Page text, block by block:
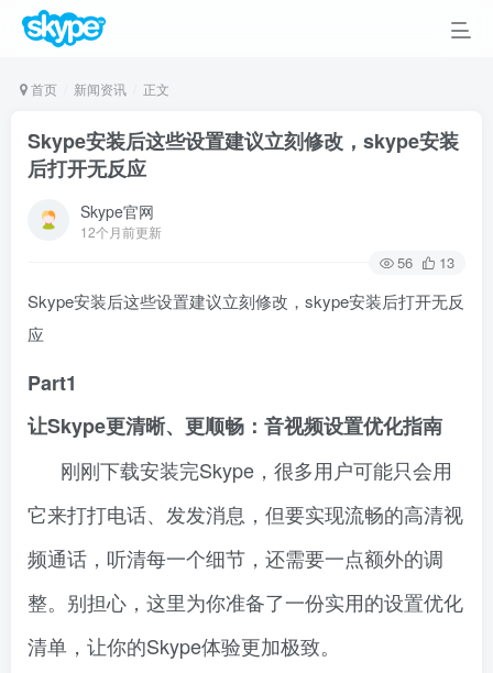
首页 新闻资讯 正文
Skype安装后这些设置建议立刻修改，skype安装
后打开无反应
Skype官网
12个月前更新
56 13
Skype安装后这些设置建议立刻修改，skype安装后打开无反
应
Part1
让Skype更清晰、更顺畅：音视频设置优化指南
刚刚下载安装完Skype，很多用户可能只会用
它来打打电话、发发消息，但要实现流畅的高清视
频通话，听清每一个细节，还需要一点额外的调
整。别担心，这里为你准备了一份实用的设置优化
清单，让你的Skype体验更加极致。